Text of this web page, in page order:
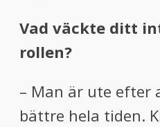
Vad väckte ditt
rollen?
– Man är ute efter
bättre hela tiden.